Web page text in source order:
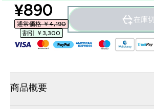
discounted price
¥890‎
通常価格 ￥4,190‎
割引 ￥3,300‎
在庫
商品概要